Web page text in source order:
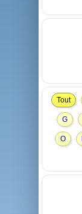
Tout
G
O